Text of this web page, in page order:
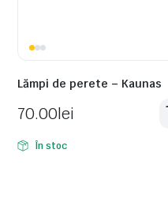
Lămpi de perete – Kaunas
70.00lei
În stoc